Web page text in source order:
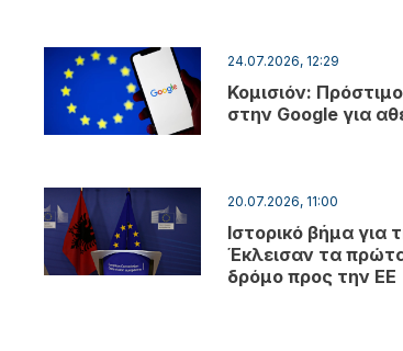
24.07.2026, 12:29
Κομισιόν:
στην Google για
20.07.2026, 11:00
Ιστορικό βήμα για
Έκλεισαν τα
δρόμο προς την ΕΕ